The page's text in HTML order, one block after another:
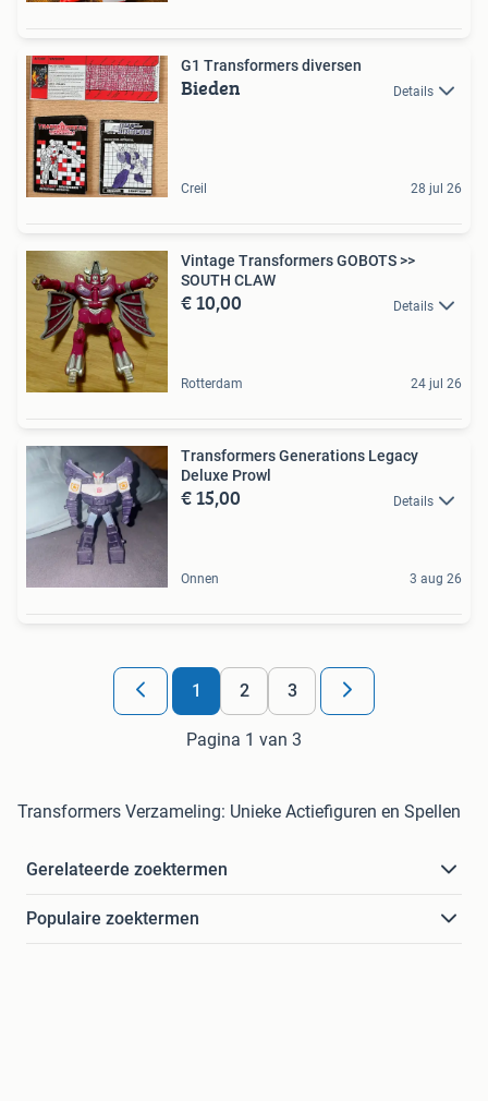
G1 Transformers diversen
Bieden Details
Creil 28 jul 26
Vintage Transformers GOBOTS >>
SOUTH CLAW
€ 10,00 Details
Rotterdam 24 jul 26
Transformers Generations Legacy
Deluxe Prowl
€ 15,00 Details
Onnen 3 aug 26
1 2 3
Pagina 1 van 3
Transformers Verzameling: Unieke Actiefiguren en Spellen
Gerelateerde zoektermen
Populaire zoektermen